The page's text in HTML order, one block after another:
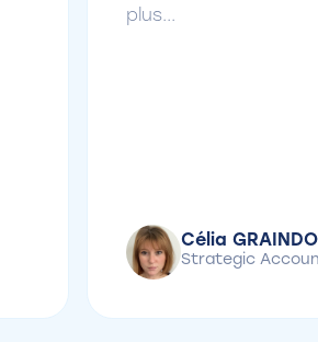
plus...
Célia
Strategic